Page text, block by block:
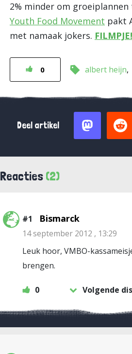
2% minder om groeiplannen
Youth Food Movement pakt
met namaak jokers. FILMPJE!
0 albert heijn
Deel artikel
Reacties (2)
#1 Bismarck
14 september 2012 , 13:29
Leuk hoor, VMBO-
brengen.
0 Volgende